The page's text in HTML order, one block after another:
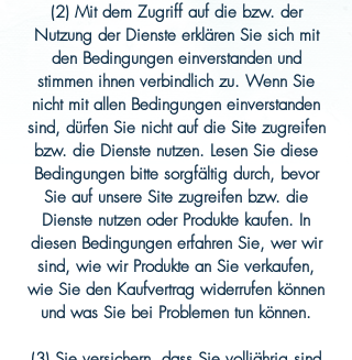
(2) Mit dem Zugriff auf die bzw. der
Nutzung der Dienste erklären Sie sich mit
den Bedingungen einverstanden und
stimmen ihnen verbindlich zu. Wenn Sie
nicht mit allen Bedingungen einverstanden
sind, dürfen Sie nicht auf die Site zugreifen
bzw. die Dienste nutzen. Lesen Sie diese
Bedingungen bitte sorgfältig durch, bevor
Sie auf unsere Site zugreifen bzw. die
Dienste nutzen oder Produkte kaufen. In
diesen Bedingungen erfahren Sie, wer wir
sind, wie wir Produkte an Sie verkaufen,
wie Sie den Kaufvertrag widerrufen können
und was Sie bei Problemen tun können.